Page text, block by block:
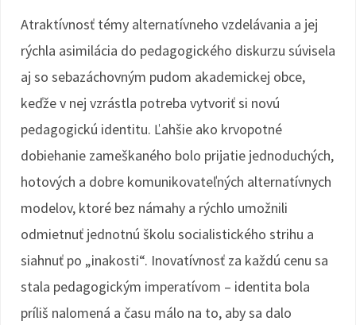
Atraktívnosť témy alternatívneho vzdelávania a jej
rýchla asimilácia do pedagogického diskurzu súvisela
aj so sebazáchovným pudom akademickej obce,
keďže v nej vzrástla potreba vytvoriť si novú
pedagogickú identitu. Ľahšie ako krvopotné
dobiehanie zameškaného bolo prijatie jednoduchých,
hotových a dobre komunikovateľných alternatívnych
modelov, ktoré bez námahy a rýchlo umožnili
odmietnuť jednotnú školu socialistického strihu a
siahnuť po „inakosti“. Inovatívnosť za každú cenu sa
stala pedagogickým imperatívom – identita bola
príliš nalomená a času málo na to, aby sa dalo